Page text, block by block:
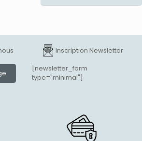
Inscription Newsletter
[newsletter_form
type="minimal"]